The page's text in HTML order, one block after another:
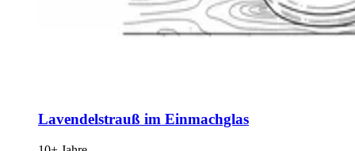
Lavendelstrauß im Einmachglas